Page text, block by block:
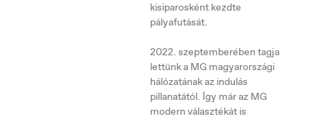
kisiparosként kezdte
pályafutását.
2022. szeptemberében tagja
lettünk a MG magyarországi
hálózatának az indulás
pillanatától. Így már az MG
modern választékát is